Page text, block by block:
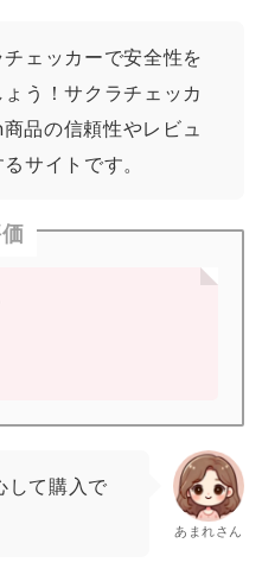
ェッカーで安全性を
う！サクラチェッカ
品の信頼性やレビュ
サイトです。
して購入で
あまれさん